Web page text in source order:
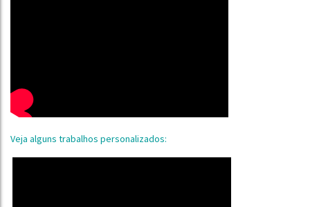
Veja alguns trabalhos personalizados: